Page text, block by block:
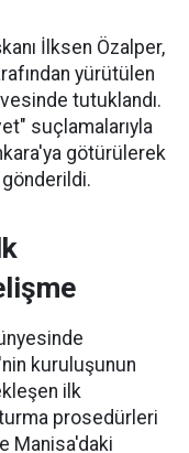
İlksen Özalper,
yürütülen
tutuklandı.
suçlamalarıyla
götürülerek
gönderildi.
kuruluşunun
ilk
prosedürleri
Manisa'daki